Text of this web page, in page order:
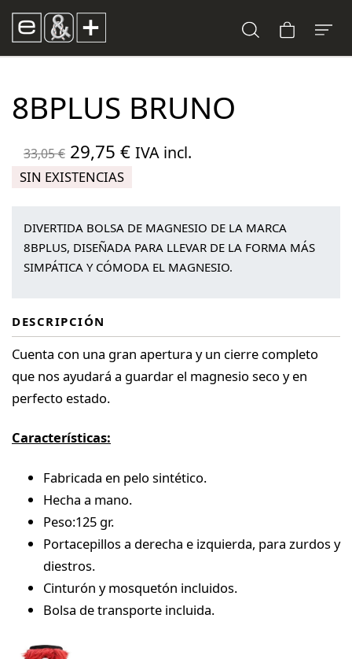
8BPLUS BRUNO
33,05€ El
precio
era:
33,05 €.
29,75 €El
es:
29,75 €.
IVA incl.
SIN EXISTENCIAS
DIVERTIDA BOLSA DE MAGNESIO DE LA MARCA
8BPLUS, DISEÑADA PARA LLEVAR DE LA FORMA MÁS
SIMPÁTICA Y CÓMODA EL MAGNESIO.
DESCRIPCIÓN
Cuenta con una gran apertura y un cierre completo
que nos ayudará a guardar el magnesio seco y en
perfecto estado.
Características:
Fabricada en pelo sintético.
Hecha a mano.
Peso:125 gr.
Portacepillos a derecha e izquierda, para zurdos y
diestros.
Cinturón y mosquetón incluidos.
Bolsa de transporte incluida.